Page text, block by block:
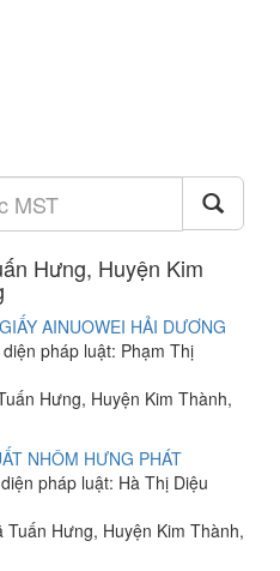
Hưng, Huyện Kim
AINUOWEI HẢI DƯƠNG
pháp luật: Phạm Thị
Hưng, Huyện Kim Thành,
NHÔM HƯNG PHÁT
pháp luật: Hà Thị Diệu
Hưng, Huyện Kim Thành,